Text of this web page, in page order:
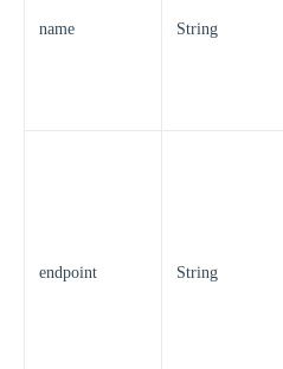
name String
endpoint String